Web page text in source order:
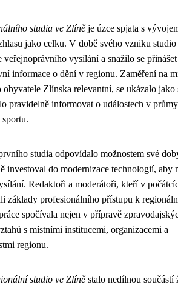
studia ve Zlíně je úzce spjata s
jako celku. V době svého vzniku studio
veřejnoprávního vysílání a snažilo se přinášet
informace o dění v regionu. Zaměření na
obyvatele Zlínska relevantní, se ukázalo jako
pravidelně informovat o událostech v
studia odpovídalo možnostem své
investoval do modernizace technologií, aby
Redaktoři a moderátoři, kteří v
základy profesionálního přístupu k
spočívala nejen v přípravě
s místními institucemi, organizacemi a
regionu.
studio ve Zlíně stalo nedílnou součástí